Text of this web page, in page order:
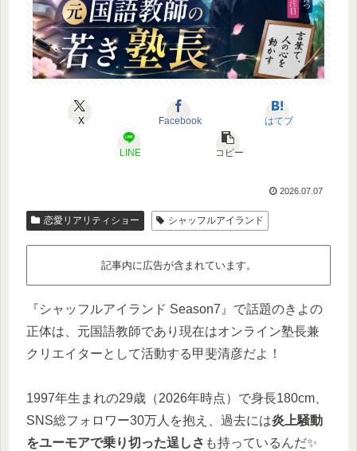
X Facebook はてブ
LINE コピー
2026.07.07
恋愛リアリティショー シャッフルアイランド
記事内に広告が含まれています。
『シャッフルアイランド Season7』で話題のきよの
正体は、 元国語教師であり現在はオンライン塾長兼
クリエイターとして活動する甲斐清彦だよ！
1997年生まれの29歳（2026年時点）で身長180cm、
SNS総フォロワー30万人を抱え、過去には炎上騒動
をユーモアで乗り切った逞しさ も持っているんだ✨